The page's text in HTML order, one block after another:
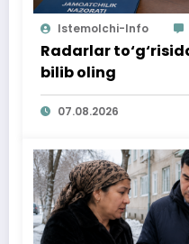
Istemolchi-Info
Radarlar
bilib oling
07.08.2026